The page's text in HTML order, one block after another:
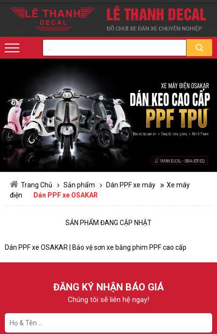
Trang Chủ Sản phẩm Dán PPF xe máy
Xe máy
điện
Dán PPF xe OSAKAR
SẢN PHẨM ĐANG CẬP NHẬT
Dán PPF xe OSAKAR | Bảo vệ sơn xe bằng phim PPF cao cấp
ĐĂNG KÝ NHẬN BÁO GIÁ
Chúng tôi sẽ liên hệ ngay!